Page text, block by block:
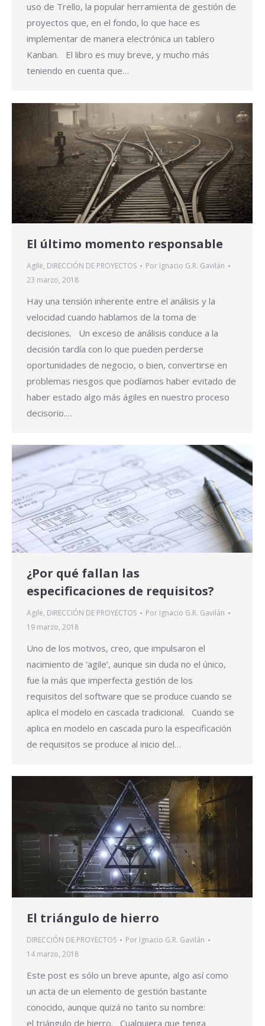
uso de Trello, la popular herramienta de gestión de
proyectos que, en el fondo, lo que hace es
implementar de manera electrónica un tablero
Kanban. El libro es muy breve, y mucho más
teniendo en cuenta que…
El último momento responsable
Agile, DIRECCIÓN DE PROYECTOS Por Ignacio G.R. Gavilán
23 marzo, 2018
Hay una tensión inherente entre el análisis y la
velocidad cuando hablamos de la toma de
decisiones. Un exceso de análisis conduce a la
decisión tardía con lo que pueden perderse
oportunidades de negocio, o bien, convertirse en
problemas riesgos que podíamos haber evitado de
haber estado algo más ágiles en nuestro proceso
decisorio.…
¿Por qué fallan las
especificaciones de requisitos?
Agile, DIRECCIÓN DE PROYECTOS Por Ignacio G.R. Gavilán
19 marzo, 2018
Uno de los motivos, creo, que impulsaron el
nacimiento de ‘agile’, aunque sin duda no el único,
fue la más que imperfecta gestión de los
requisitos del software que se produce cuando se
aplica el modelo en cascada tradicional. Cuando se
aplica en modelo en cascada puro la especificación
de requisitos se produce al inicio del…
El triángulo de hierro
DIRECCIÓN DE PROYECTOS Por Ignacio G.R. Gavilán
14 marzo, 2018
Este post es sólo un breve apunte, algo así como
un acta de un elemento de gestión bastante
conocido, aunque quizá no tanto su nombre:
el triángulo de hierro. Cualquiera que tenga